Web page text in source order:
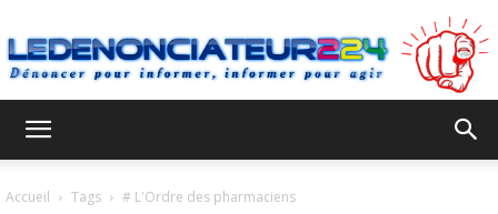
Accueil Tags # L'Ordre des pharmaciens